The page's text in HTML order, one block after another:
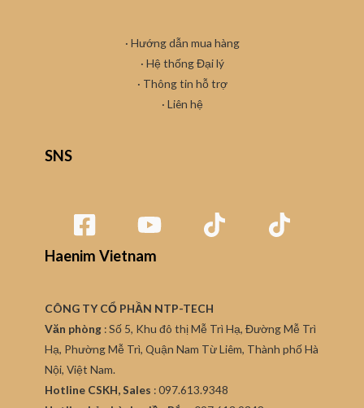
· Hướng dẫn mua hàng
· Hệ thống Đại lý
· Thông tin hỗ trợ
· Liên hệ
SNS
Haenim Vietnam
CÔNG TY CỔ PHẦN NTP-TECH
Văn phòng : Số 5, Khu đô thị Mễ Trì Hạ, Đường Mễ Trì
Hạ, Phường Mễ Trì, Quận Nam Từ Liêm, Thành phố Hà
Nội, Việt Nam.
Hotline CSKH, Sales : 097.613.9348